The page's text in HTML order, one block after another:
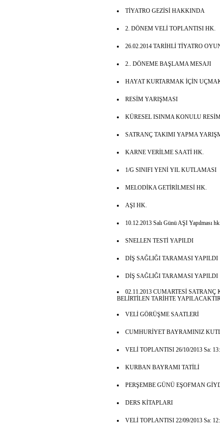
TİYATRO GEZİSİ HAKKINDA
2. DÖNEM VELİ TOPLANTISI HK.
26.02.2014 TARİHLİ TİYATRO
2.. DÖNEME BAŞLAMA MESAJI
HAYAT KURTARMAK İÇİN
RESİM YARIŞMASI
KÜRESEL ISINMA KONULU
SATRANÇ TAKIMI YAPMA
KARNE VERİLME SAATİ HK.
1/G SINIFI YENİ YIL KUTLAMASI
MELODİKA GETİRİLMESİ HK.
AŞI HK.
10.12.2013 Salı Günü AŞI Yapılması
SNELLEN TESTİ YAPILDI
DİŞ SAĞLIĞI TARAMASI YAPILDI
DİŞ SAĞLIĞI TARAMASI YAPILDI
02.11.2013 CUMARTESİ
BELİRTİLEN TARİHTE
VELİ GÖRÜŞME SAATLERİ
CUMHURİYET BAYRAMINIZ
VELİ TOPLANTISI 26/10/2013 Sa:
KURBAN BAYRAMI TATİLİ
PERŞEMBE GÜNÜ EŞOFMAN
DERS KİTAPLARI
VELİ TOPLANTISI 22/09/2013 Sa: